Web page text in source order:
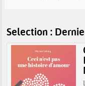
Selection :